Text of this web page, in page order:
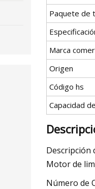
Paquete de
Marca
Origen
Código hs
Capacidad
Descripción
Motor de
Número de